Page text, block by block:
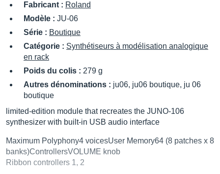
Fabricant : Roland
Modèle : JU-06
Série : Boutique
Catégorie : Synthétiseurs à modélisation analogique
en rack
Poids du colis : 279 g
Autres dénominations : ju06, ju06 boutique, ju 06
boutique
limited-edition module that recreates the JUNO-106
synthesizer with built-in USB audio interface
Maximum Polyphony4 voicesUser Memory64 (8 patches x 8
banks)ControllersVOLUME knob
Ribbon controllers 1, 2